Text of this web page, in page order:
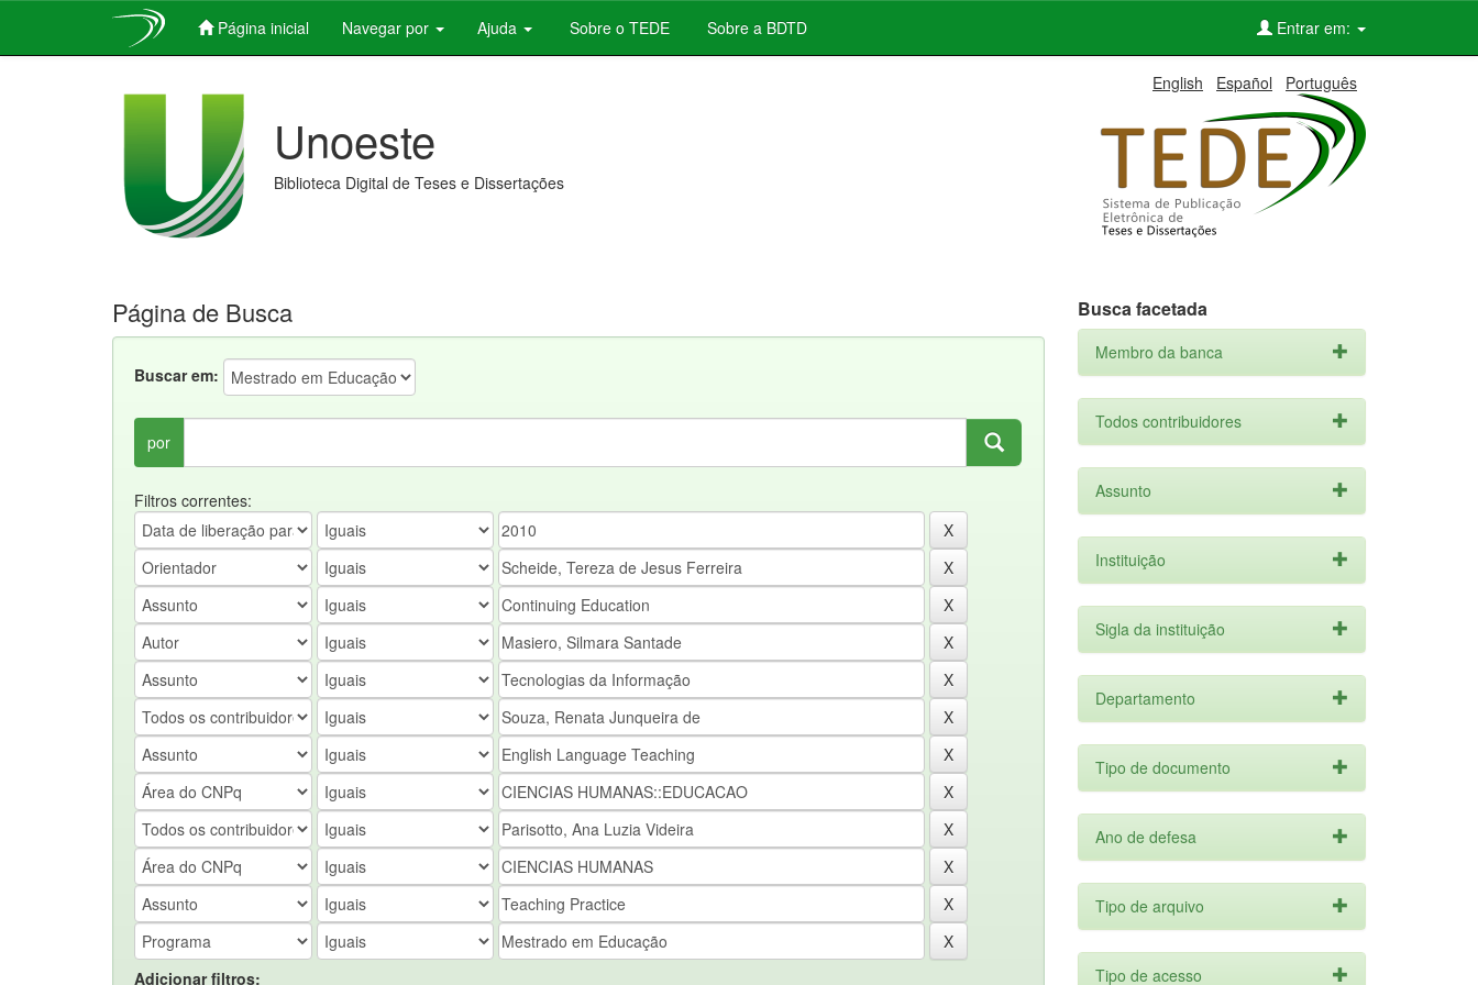
Página inicial Navegar por Ajuda Sobre o TEDE Sobre a BDTD Entrar em:
English Español Português
Unoeste
Biblioteca Digital de Teses e Dissertações
Página de Busca
Buscar em:
por
Filtros correntes:
Adicionar filtros:
Busca facetada
Membro da banca
Todos contribuidores
Assunto
Instituição
Sigla da instituição
Departamento
Tipo de documento
Ano de defesa
Tipo de arquivo
Tipo de acesso